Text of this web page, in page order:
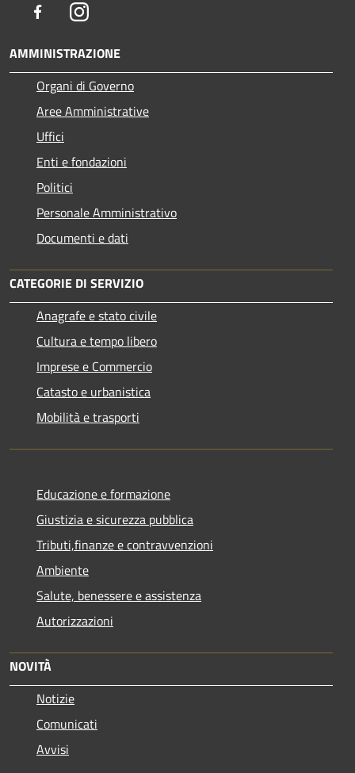
FacebookInstagram
AMMINISTRAZIONE
Organi di Governo
Aree Amministrative
Uffici
Enti e fondazioni
Politici
Personale Amministrativo
Documenti e dati
CATEGORIE DI SERVIZIO
Anagrafe e stato civile
Cultura e tempo libero
Imprese e Commercio
Catasto e urbanistica
Mobilità e trasporti
Educazione e formazione
Giustizia e sicurezza pubblica
Tributi,finanze e contravvenzioni
Ambiente
Salute, benessere e assistenza
Autorizzazioni
NOVITÀ
Notizie
Comunicati
Avvisi